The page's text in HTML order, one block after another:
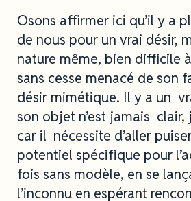
Osons affirmer ici qu’il y a
de nous pour un vrai désir,
nature même, bien difficile
sans cesse menacé de son
désir mimétique. Il y a un
son objet n’est jamais clair,
car il nécessite d’aller
potentiel spécifique pour
fois sans modèle, en se
l’inconnu en espérant